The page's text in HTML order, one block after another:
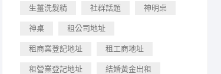
生薑洗髮精 社群話題 神明桌
神桌 租公司地址
租商業登記地址 租工商地址
租營業登記地址 結婚黃金出租